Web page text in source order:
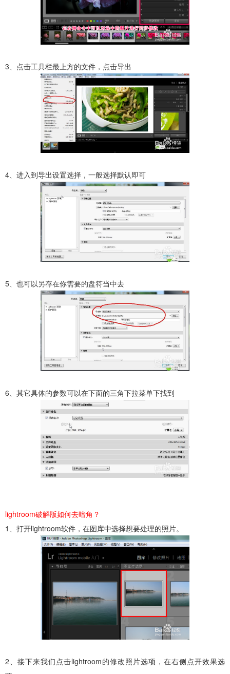
3、点击工具栏最上方的文件，点击导出
4、进入到导出设置选择，一般选择默认即可
5、也可以另存在你需要的盘符当中去
6、其它具体的参数可以在下面的三角下拉菜单下找到
lightroom破解版如何去暗角？
1、打开lightroom软件，在图库中选择想要处理的照片。
2、接下来我们点击lightroom的修改照片选项，在右侧点开效果选